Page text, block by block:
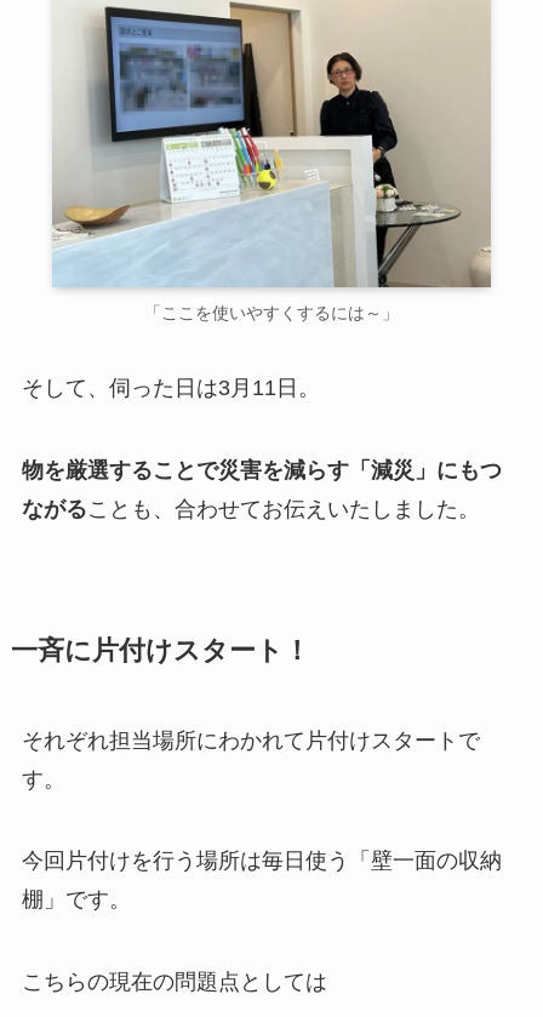
「ここを使いやすくするには～」
そして、伺った日は3月11日。
物を厳選することで災害を減らす「減災」にもつ
ながることも、合わせてお伝えいたしました。
一斉に片付けスタート！
それぞれ担当場所にわかれて片付けスタートで
す。
今回片付けを行う場所は毎日使う「壁一面の収納
棚」です。
こちらの現在の問題点としては